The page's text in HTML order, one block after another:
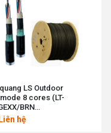
LS Outdoor
8 cores (LT-
BRN
LS cable
Liên hệ